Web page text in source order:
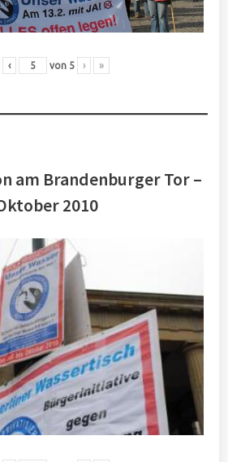
‹ von 5 › »
am Brandenburger Tor –
2010